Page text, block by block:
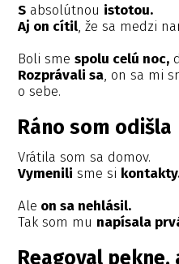
Sabsolútnou istotou.
Aj on cítil, že sa medzi
Boli sme spolu celú noc,
Rozprávali sa, on sa mi
o sebe.
Ráno som odišla
Vrátila som sa domov.
Vymenili sme si
Ale on sa nehlásil.
Tak som mu napísala
Reagoval